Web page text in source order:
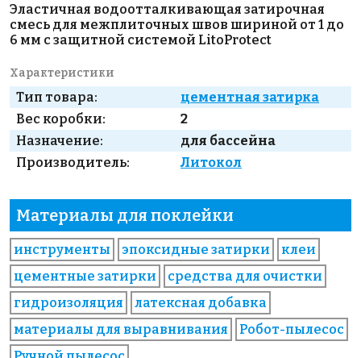
Эластичная водоотталкивающая затирочная
смесь для межплиточных швов шириной от 1 до
6 мм с защитной системой LitoProtect
Характеристики
Тип товара:
цементная затирка
Вес коробки:
2
Назначение:
для бассейна
Производитель:
Литокол
Материалы для поклейки
инструменты эпоксидные затирки
клеи
цементные затирки
средства для очистки
гидроизоляция
латексная добавка
материалы для выравнивания
Робот-пылесос